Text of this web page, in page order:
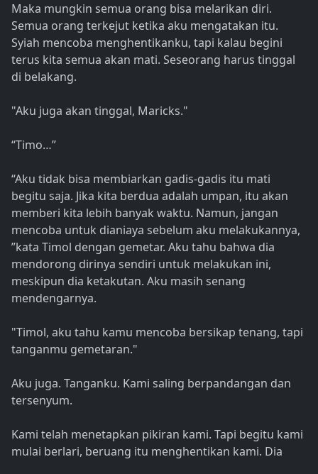
Maka mungkin semua orang bisa melarikan diri.
Semua orang terkejut ketika aku mengatakan itu.
Syiah mencoba menghentikanku, tapi kalau begini
terus kita semua akan mati. Seseorang harus tinggal
di belakang.
"Aku juga akan tinggal, Maricks."
“Timo…”
“Aku tidak bisa membiarkan gadis-gadis itu mati
begitu saja. Jika kita berdua adalah umpan, itu akan
memberi kita lebih banyak waktu. Namun, jangan
mencoba untuk dianiaya sebelum aku melakukannya,
”kata Timol dengan gemetar. Aku tahu bahwa dia
mendorong dirinya sendiri untuk melakukan ini,
meskipun dia ketakutan. Aku masih senang
mendengarnya.
"Timol, aku tahu kamu mencoba bersikap tenang, tapi
tanganmu gemetaran."
Aku juga. Tanganku. Kami saling berpandangan dan
tersenyum.
Kami telah menetapkan pikiran kami. Tapi begitu kami
mulai berlari, beruang itu menghentikan kami. Dia